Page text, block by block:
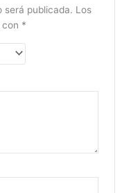
será publicada. Los
*